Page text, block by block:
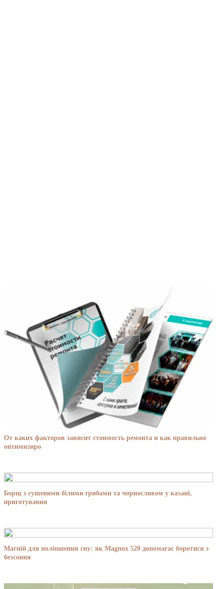
От каких факторов зависит стоимость ремонта и как правильно
оптимизиро
Борщ з сушеними білими грибами та чорносливом у казані,
приготування
Магній для поліпшення сну: як Magnox 520 допомагає боротися з
безсоння